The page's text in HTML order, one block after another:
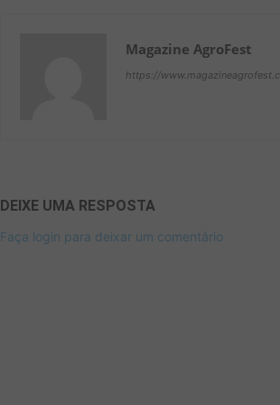
Magazine AgroFest
https://
DEIXE UMA RESPOSTA
Faça login para deixar um comentário